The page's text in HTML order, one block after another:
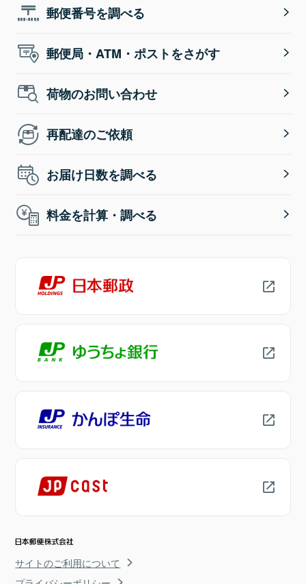
郵便番号を調べる
郵便局・ATM・ポストをさがす
荷物のお問い合わせ
再配達のご依頼
お届け日数を調べる
料金を計算・調べる
サイトのご利用について